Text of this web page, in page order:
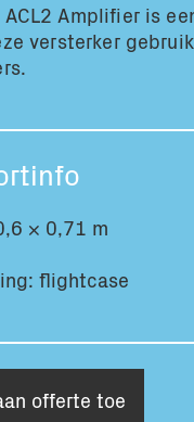
ACL2 Amplifier is
versterker
× 0,71 m
flightcase
offerte toe